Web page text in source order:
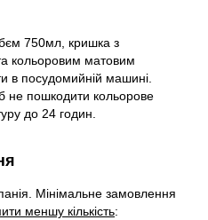
750мл, кришка з
кольоровим матовим
в посудомийній машині.
не пошкодити кольорове
до 24 годин.
Мінімальне замовлення
меншу кількість: